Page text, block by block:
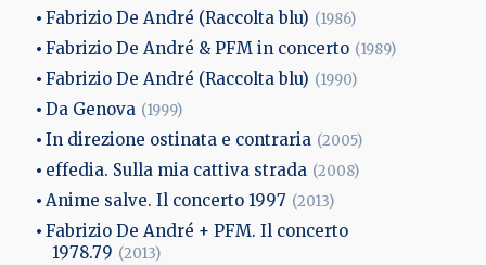
Fabrizio De André (Raccolta blu) (1986)
Fabrizio De André & PFM in concerto (1989)
Fabrizio De André (Raccolta blu) (1990)
Da Genova (1999)
In direzione ostinata e contraria (2005)
effedia. Sulla mia cattiva strada (2008)
Anime salve. Il concerto 1997 (2013)
Fabrizio De André + PFM. Il concerto
1978.79 (2013)